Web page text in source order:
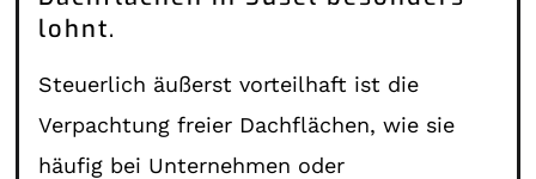
lohnt.
Steuerlich äußerst vorteilhaft ist die
Verpachtung freier Dachflächen, wie sie
häufig bei Unternehmen oder